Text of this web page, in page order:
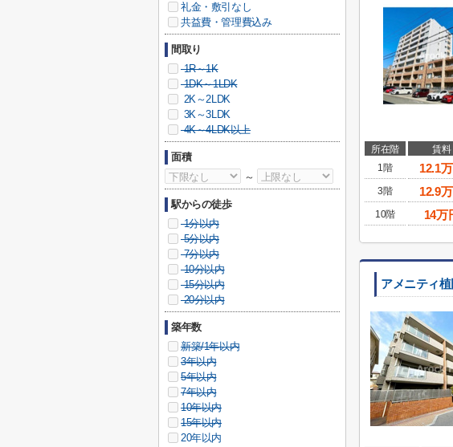
所在階 賃料
1階
12.1
3階
12.9
10階
14万
アメニティ植
礼金・敷引なし
共益費・管理費込み
間取り
1R～1K
1DK～1LDK
2K～2LDK
3K～3LDK
4K～4LDK以上
面積
～
駅からの徒歩
1分以内
5分以内
7分以内
10分以内
15分以内
20分以内
築年数
新築/1年以内
3年以内
5年以内
7年以内
10年以内
15年以内
20年以内